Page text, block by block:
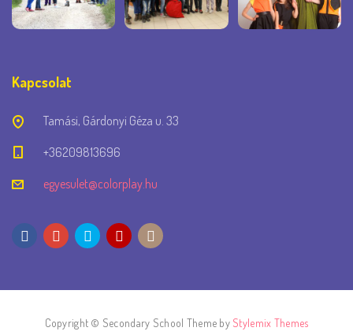
Kapcsolat
Tamási, Gárdonyi Géza u. 33
+36209813696
egyesulet@colorplay.hu
Copyright © Secondary School Theme by Stylemix Themes